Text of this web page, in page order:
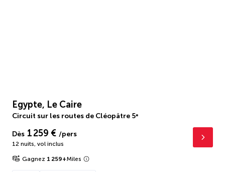
Egypte, Le Caire
Circuit sur les routes de Cléopâtre 5*
Dès 1 259 € /pers
12 nuits, vol inclus
Gagnez 1 259+Miles